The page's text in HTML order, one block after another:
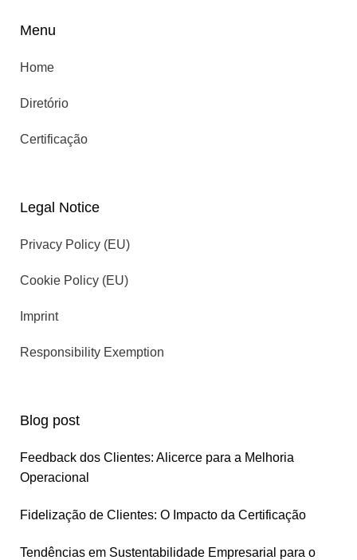
Menu
Home
Diretório
Certificação
Legal Notice
Privacy Policy (EU)
Cookie Policy (EU)
Imprint
Responsibility Exemption
Blog post
Feedback dos Clientes: Alicerce para a Melhoria
Operacional
Fidelização de Clientes: O Impacto da Certificação
Tendências em Sustentabilidade Empresarial para o